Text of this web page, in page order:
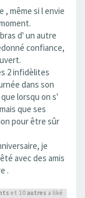
, même si l envie
d' un autre
confiance,
2 infidèlites
dans son
lorsqu on s'
que ses
pour être sûr
je
avec des amis
.
et 10 autres a liké